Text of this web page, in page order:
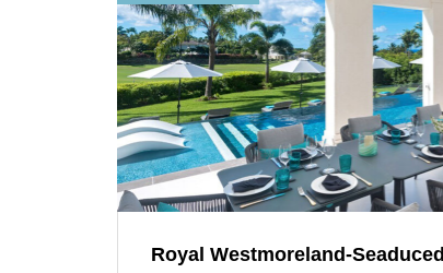
Royal Westmoreland-Seaduced